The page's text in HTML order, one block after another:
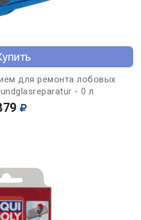
для ремонта лобовых
- 0 л